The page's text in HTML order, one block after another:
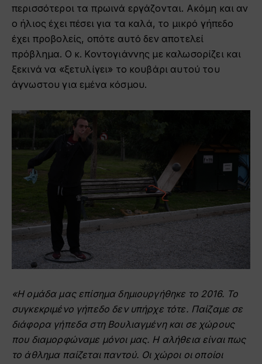
περισσότεροι τα πρωινά εργάζονται. Ακόμη και αν
ο ήλιος έχει πέσει για τα καλά, το μικρό γήπεδο
έχει προβολείς, οπότε αυτό δεν αποτελεί
πρόβλημα. Ο κ. Κοντογιάννης με καλωσορίζει και
ξεκινά να «ξετυλίγει» το κουβάρι αυτού του
άγνωστου για εμένα κόσμου.
«Η ομάδα μας επίσημα δημιουργήθηκε το 2016. Το
συγκεκριμένο γήπεδο δεν υπήρχε τότε. Παίζαμε σε
διάφορα γήπεδα στη Βουλιαγμένη και σε χώρους
που διαμορφώναμε μόνοι μας. Η αλήθεια είναι πως
το άθλημα παίζεται παντού. Οι χώροι οι οποίοι